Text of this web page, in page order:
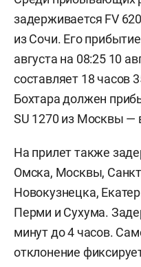
задерживается FV
из Сочи. Его
августа на 08:25 10
составляет 18 часов
Бохтара должен
SU 1270 из Москвы —
На прилет также
Омска, Москвы,
Новокузнецка,
Перми и Сухума.
минут до 4 часов.
отклонение